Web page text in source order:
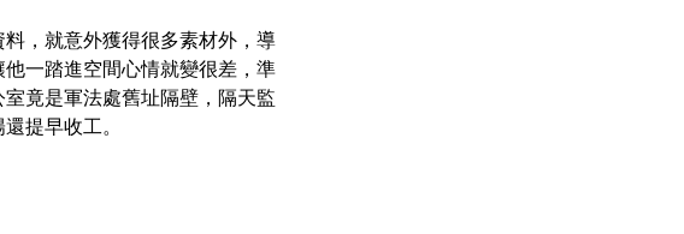
，就意外獲得很多素材外，導
一踏進空間心情就變很差，準
竟是軍法處舊址隔壁，隔天監
提早收工。